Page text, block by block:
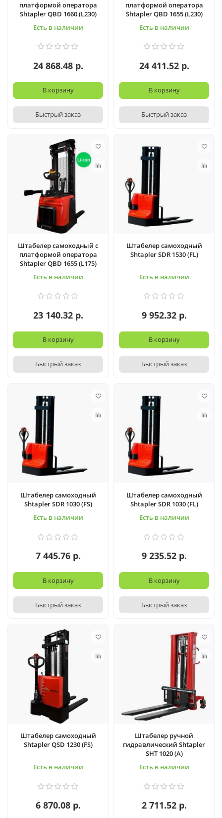
платформой оператора
Shtapler QBD 1660 (L230)
Есть в наличии
24 868.48 р.
В корзину
Быстрый заказ
платформой оператора
Shtapler QBD 1655 (L230)
Есть в наличии
24 411.52 р.
В корзину
Быстрый заказ
Штабелер самоходный с
платформой оператора
Shtapler QBD 1655 (L175)
Есть в наличии
23 140.32 р.
В корзину
Быстрый заказ
Штабелер самоходный
Shtapler SDR 1530 (FL)
Есть в наличии
9 952.32 р.
В корзину
Быстрый заказ
Штабелер самоходный
Shtapler SDR 1030 (FS)
Есть в наличии
7 445.76 р.
В корзину
Быстрый заказ
Штабелер самоходный
Shtapler SDR 1030 (FL)
Есть в наличии
9 235.52 р.
В корзину
Быстрый заказ
Штабелер самоходный
Shtapler QSD 1230 (FS)
Есть в наличии
6 870.08 р.
Штабелер ручной
гидравлический Shtapler
SHT 1020 (A)
Есть в наличии
2 711.52 р.